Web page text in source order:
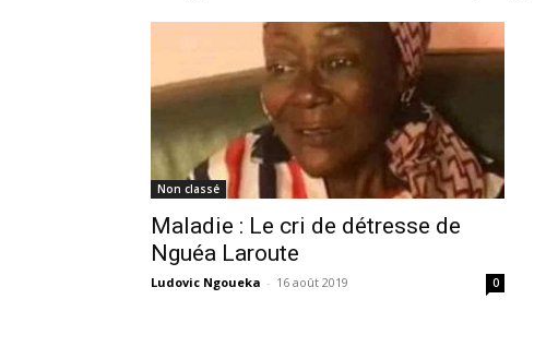
Non classé
Maladie : Le cri de détresse de
Nguéa Laroute
Ludovic Ngoueka - 16 août 2019 0